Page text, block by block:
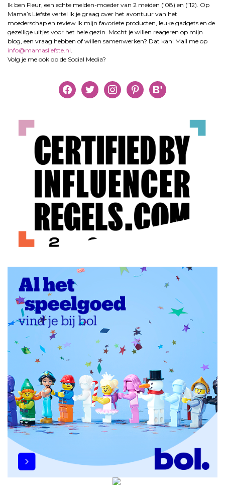
Ik ben Fleur, een echte meiden-moeder van 2 meiden (’08) en (’12). Op
Mama’s Liefste vertel ik je graag over het avontuur van het
moederschap en review ik mijn favoriete producten, leuke gadgets en de
gezellige uitjes voor het hele gezin. Mocht je willen reageren op mijn
blog, een vraag hebben of willen samenwerken? Dat kan! Mail me op
info@mamasliefste.nl
Volg je me ook op de Social Media?
facebooktwitter instagrampinterestbloglovin